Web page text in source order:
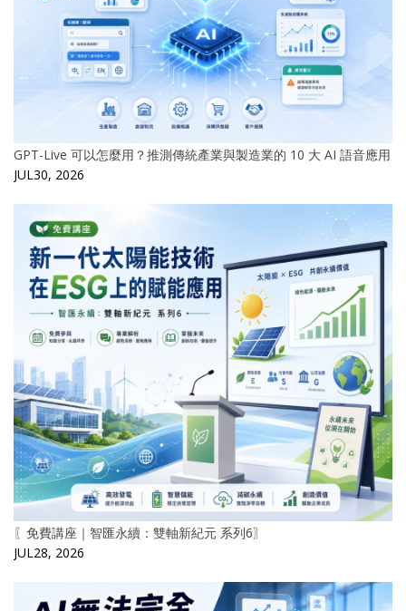
GPT-Live 可以怎麼用？推測傳統產業與製造業的 10 大 AI 語音應用
JUL30, 2026
〖免費講座｜智匯永續：雙軸新紀元 系列6〗
JUL28, 2026